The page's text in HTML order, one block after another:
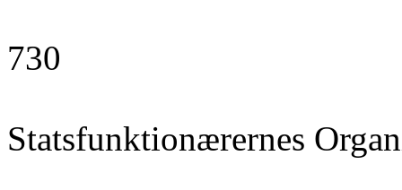
730
Statsfunktionærernes